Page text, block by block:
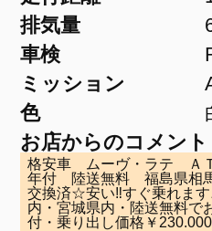
排気量
車検
ミッション
色
お店からのコメント
格安車 ムーヴ・ラテ Ａ
年付 陸送無料 福島県相馬
交換済☆安い‼すぐ乗れま
内・宮城県内・陸送無料で
付・乗り出し価格￥230.000